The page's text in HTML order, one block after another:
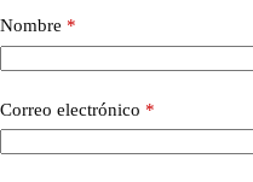
Nombre *
Correo electrónico *